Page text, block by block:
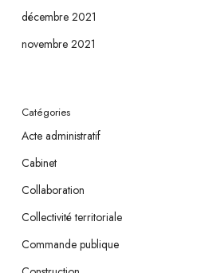
décembre 2021
novembre 2021
Catégories
Acte administratif
Cabinet
Collaboration
Collectivité territoriale
Commande publique